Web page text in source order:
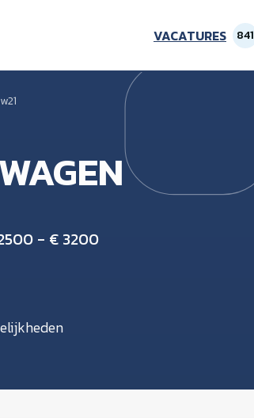
VACATURES 841
- € 3200